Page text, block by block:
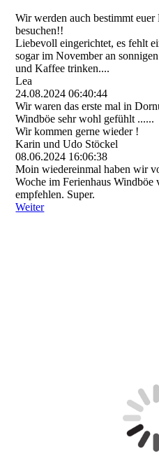
Wir werden auch bestimmt
besuchen!!
Liebevoll eingerichtet, es fehlt
sogar im November an
und Kaffee trinken....
Lea
24.08.2024 06:40:44
Wir waren das erste mal in
Windböe sehr wohl gefühlt ......
Wir kommen gerne wieder !
Karin und Udo Stöckel
08.06.2024 16:06:38
Moin wiedereinmal haben wir
Woche im Ferienhaus Windböe
empfehlen. Super.
Weiter